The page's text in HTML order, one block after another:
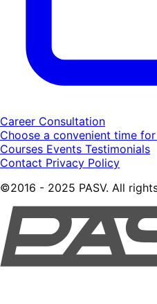
Career Consultation
Choose a convenient time
Courses Events Testimonials
Contact Privacy Policy
©2016 - 2025 PASV. All